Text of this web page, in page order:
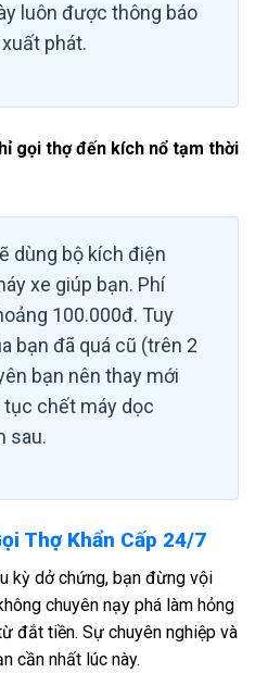
luôn được thông báo
phát.
gọi thợ đến kích nổ tạm thời
dùng bộ kích điện
xe giúp bạn. Phí
100.000đ. Tuy
bạn đã quá cũ (trên 2
bạn nên thay mới
chết máy dọc
sau.
Thợ Khẩn Cấp 24/7
kỳ dở chứng, bạn đừng vội
chuyên nạy phá làm hỏng
đắt tiền. Sự chuyên nghiệp và
cần nhất lúc này.